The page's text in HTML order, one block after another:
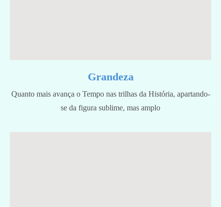
Grandeza
Quanto mais avança o Tempo nas trilhas da História, apartando-
se da figura sublime, mas amplo